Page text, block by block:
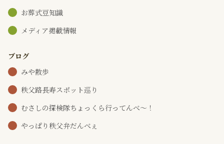
お葬式豆知識
メディア掲載情報
ブログ
みや散歩
秩父路長寿スポット巡り
むさしの探検隊ちょっくら行ってんべ～！
やっぱり秩父弁だんべぇ